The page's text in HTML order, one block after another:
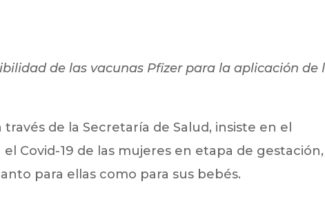
de las vacunas Pfizer para la aplicación de
de la Secretaría de Salud, insiste en el
Covid-19 de las mujeres en etapa de gestación,
para ellas como para sus bebés.